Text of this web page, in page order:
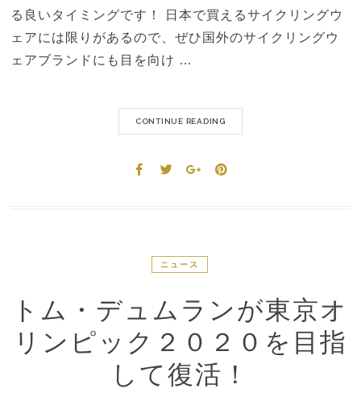
る良いタイミングです！ 日本で買えるサイクリングウ
ェアには限りがあるので、ぜひ国外のサイクリングウ
ェアブランドにも目を向け …
CONTINUE READING
ニュース
トム・デュムランが東京オ
リンピック２０２０を目指
して復活！